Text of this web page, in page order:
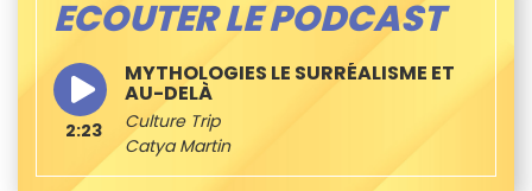
ECOUTER LE PODCAST
MYTHOLOGIES LE SURRÉALISME ET
AU-DELÀ
Culture Trip
Catya Martin
2:23